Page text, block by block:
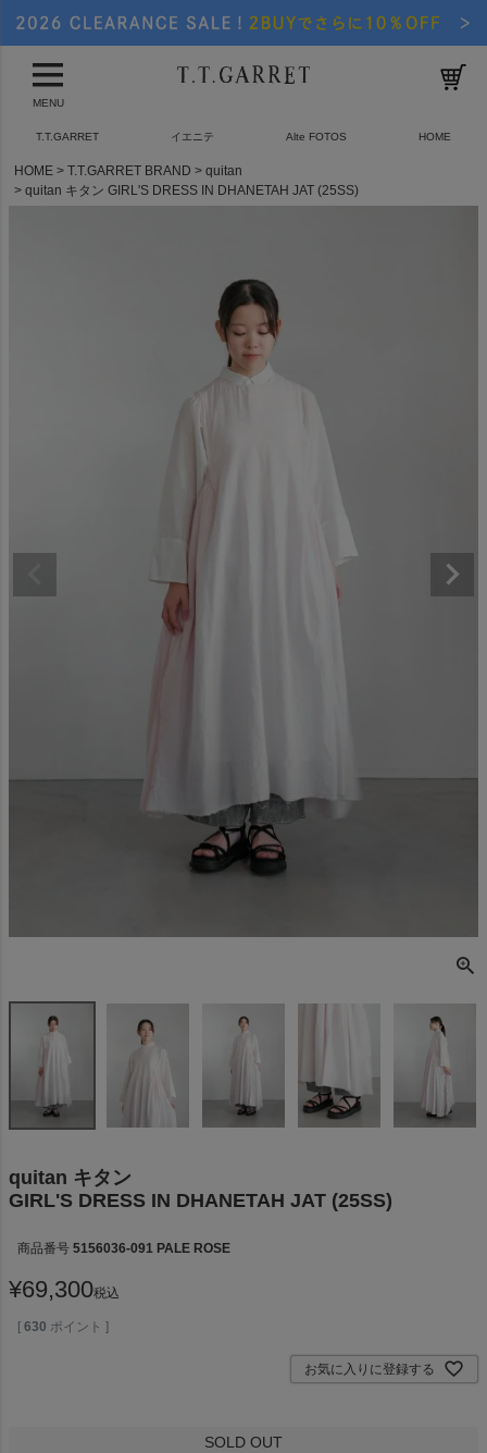
MENU
T.T.GARRET イエニテ Alte FOTOS HOME
HOME T.T.GARRET BRAND
quitan
quitan キタン GIRL'S DRESS IN DHANETAH JAT (25SS)
quitan キタン
GIRL'S DRESS IN DHANETAH JAT (25SS)
商品番号 5156036-091 PALE ROSE
¥69,300税込
[ 630 ポイント ]
お気に入りに登録する
SOLD OUT